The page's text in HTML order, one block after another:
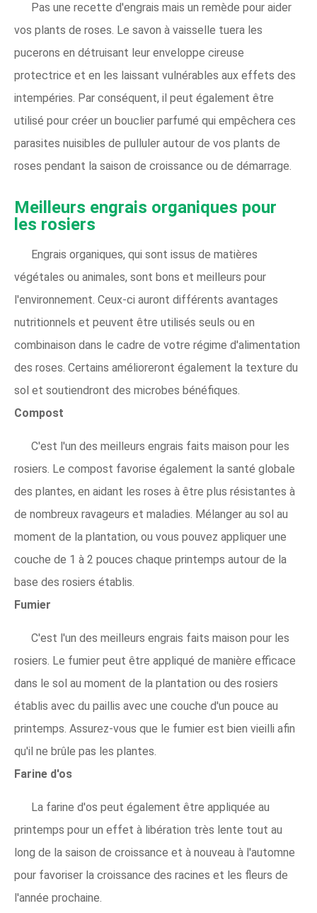
Pas une recette d'engrais mais un remède pour aider
vos plants de roses. Le savon à vaisselle tuera les
pucerons en détruisant leur enveloppe cireuse
protectrice et en les laissant vulnérables aux effets des
intempéries. Par conséquent, il peut également être
utilisé pour créer un bouclier parfumé qui empêchera ces
parasites nuisibles de pulluler autour de vos plants de
roses pendant la saison de croissance ou de démarrage.
Meilleurs engrais organiques pour
les rosiers
Engrais organiques, qui sont issus de matières
végétales ou animales, sont bons et meilleurs pour
l'environnement. Ceux-ci auront différents avantages
nutritionnels et peuvent être utilisés seuls ou en
combinaison dans le cadre de votre régime d'alimentation
des roses. Certains amélioreront également la texture du
sol et soutiendront des microbes bénéfiques.
Compost
C'est l'un des meilleurs engrais faits maison pour les
rosiers. Le compost favorise également la santé globale
des plantes, en aidant les roses à être plus résistantes à
de nombreux ravageurs et maladies. Mélanger au sol au
moment de la plantation, ou vous pouvez appliquer une
couche de 1 à 2 pouces chaque printemps autour de la
base des rosiers établis.
Fumier
C'est l'un des meilleurs engrais faits maison pour les
rosiers. Le fumier peut être appliqué de manière efficace
dans le sol au moment de la plantation ou des rosiers
établis avec du paillis avec une couche d'un pouce au
printemps. Assurez-vous que le fumier est bien vieilli afin
qu'il ne brûle pas les plantes.
Farine d'os
La farine d'os peut également être appliquée au
printemps pour un effet à libération très lente tout au
long de la saison de croissance et à nouveau à l'automne
pour favoriser la croissance des racines et les fleurs de
l'année prochaine.